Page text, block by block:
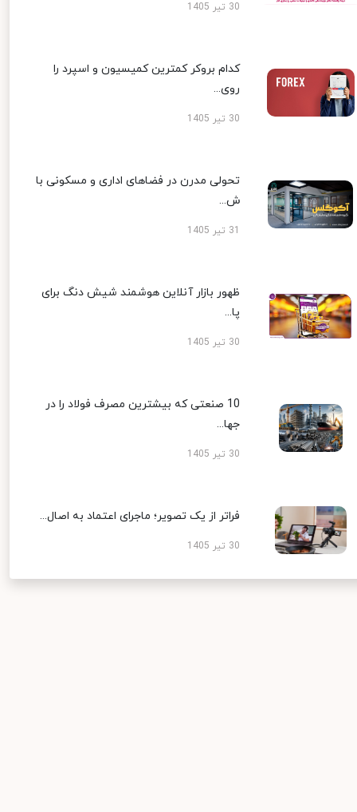
30 تیر 1405
کدام بروکر کمترین کمیسیون و اسپرد را
روی...
30 تیر 1405
تحولی مدرن در فضاهای اداری و مسکونی با
ش...
ظهور بازار آنلاین هوشمند شیش دنگ برای
پا...
30 تیر 1405
10 صنعتی که بیشترین مصرف فولاد را در
جها...
30 تیر 1405
فراتر از یک تصویر؛ ماجرای اعتماد به اصال...
30 تیر 1405